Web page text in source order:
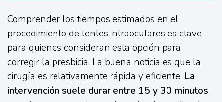
Comprender los tiempos estimados en el
procedimiento de lentes intraoculares es clave
para quienes consideran esta opción para
corregir la presbicia. La buena noticia es que la
cirugía es relativamente rápida y eficiente. La
intervención suele durar entre 15 y 30 minutos